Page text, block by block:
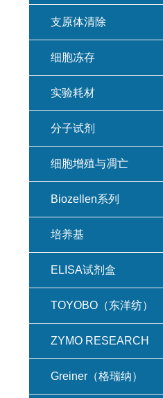
支原体清除
细胞冻存
实验耗材
分子试剂
细胞增殖与凋亡
Biozellen系列
培养基
ELISA试剂盒
TOYOBO（东洋纺）
ZYMO RESEARCH
Greiner（格瑞纳）